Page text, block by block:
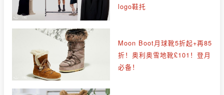
logo鞋托
Moon Boot月球靴5折起+再85
折！奥利奥雪地靴£101！登月
必备！